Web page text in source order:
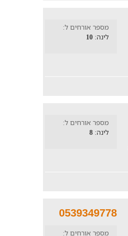
מספר אורחים ל:
לינה:10
מספר אורחים ל:
לינה:8
0539349778
מספר אורחים ל: